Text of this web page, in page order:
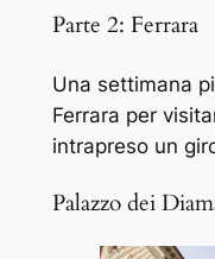
Parte 2: Ferrara
Una settimana
Ferrara per
intrapreso un
Palazzo dei